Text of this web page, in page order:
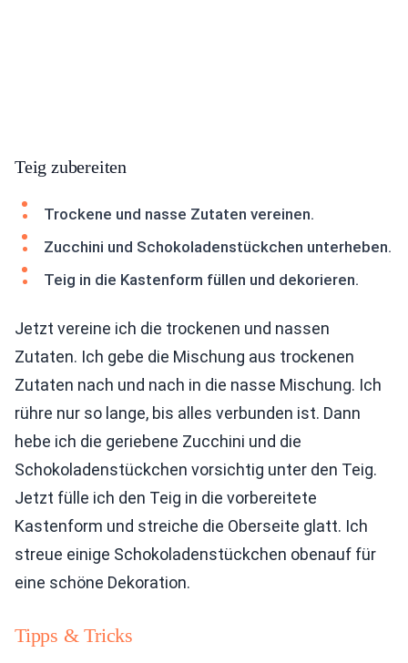
Teig zubereiten
Trockene und nasse Zutaten vereinen.
Zucchini und Schokoladenstückchen unterheben.
Teig in die Kastenform füllen und dekorieren.
Jetzt vereine ich die trockenen und nassen
Zutaten. Ich gebe die Mischung aus trockenen
Zutaten nach und nach in die nasse Mischung. Ich
rühre nur so lange, bis alles verbunden ist. Dann
hebe ich die geriebene Zucchini und die
Schokoladenstückchen vorsichtig unter den Teig.
Jetzt fülle ich den Teig in die vorbereitete
Kastenform und streiche die Oberseite glatt. Ich
streue einige Schokoladenstückchen obenauf für
eine schöne Dekoration.
Tipps & Tricks